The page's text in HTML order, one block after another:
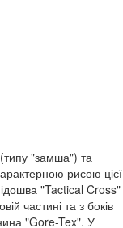
"замша") та
рисою цієї
"Tactical Cross"
частині та з боків
"Gore-Tex". У